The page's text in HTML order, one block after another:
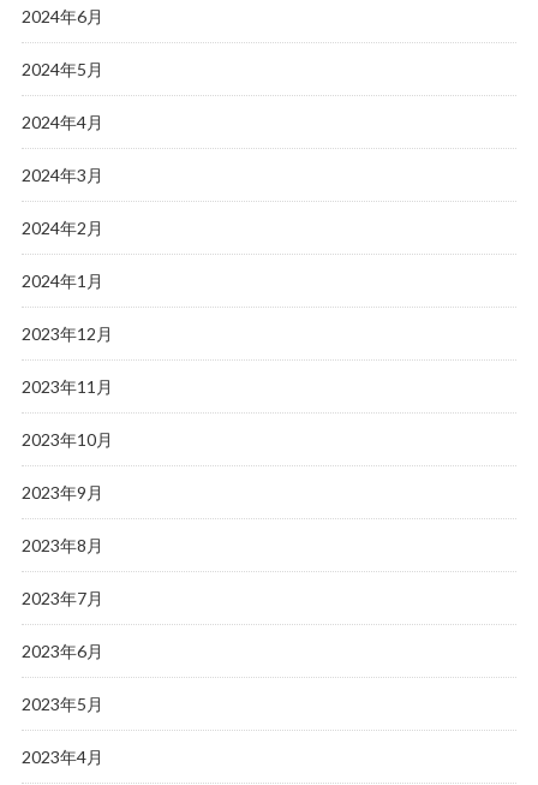
2024年6月
2024年5月
2024年4月
2024年3月
2024年2月
2024年1月
2023年12月
2023年11月
2023年10月
2023年9月
2023年8月
2023年7月
2023年6月
2023年5月
2023年4月